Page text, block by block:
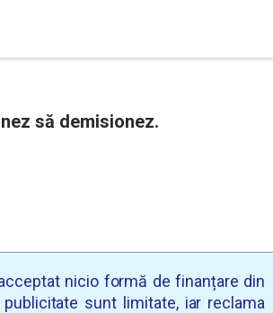
să demisionez.
nicio formă de finanțare din
sunt limitate, iar reclama